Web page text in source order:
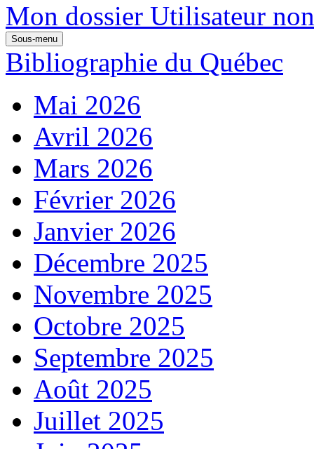
Mon dossier Utilisateur
Sous-menu
Bibliographie du Québec
Mai 2026
Avril 2026
Mars 2026
Février 2026
Janvier 2026
Décembre 2025
Novembre 2025
Octobre 2025
Septembre 2025
Août 2025
Juillet 2025